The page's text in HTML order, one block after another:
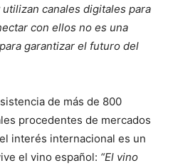
canales digitales para
con ellos no es una
garantizar el futuro del
de más de 800
procedentes de mercados
interés internacional es un
el vino español: “El vino